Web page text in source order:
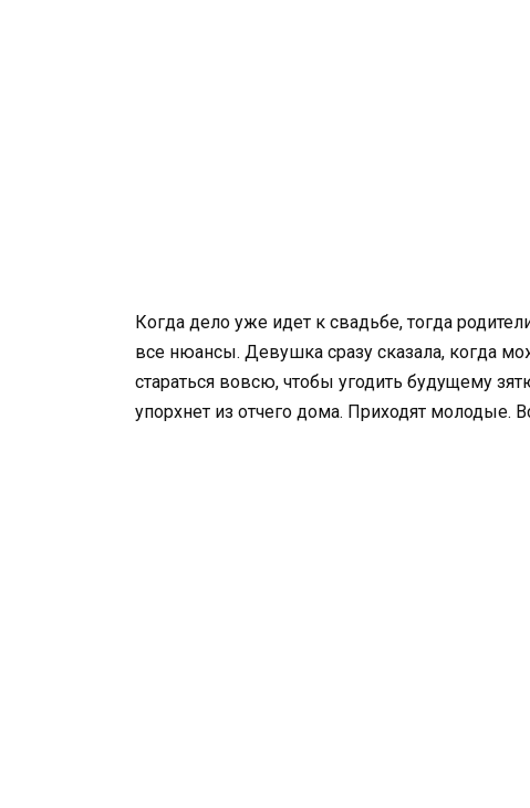
Когда дело уже идет к свадьбе, тогда
все нюансы. Девушка сразу сказала, когда
стараться вовсю, чтобы угодить будущему
упорхнет из отчего дома. Приходят молодые.